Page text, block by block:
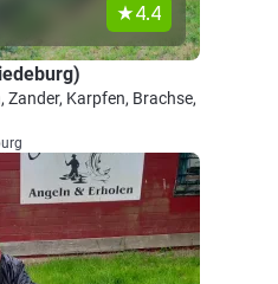
4.4
Karpfen, Brachse,